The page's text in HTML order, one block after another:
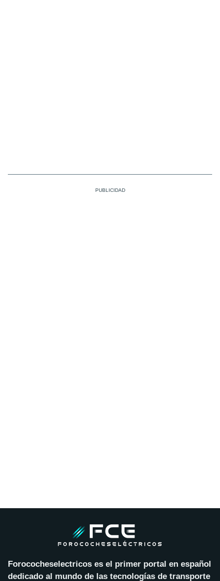
Forococheselectricos es el primer portal en español
dedicado al mundo de las tecnologías de transporte